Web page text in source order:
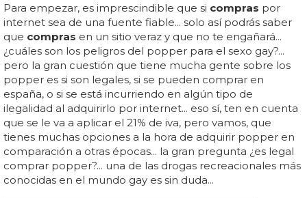
Para empezar, es imprescindible que si compras por
internet sea de una fuente fiable... solo así podrás saber
que compras en un sitio veraz y que no te engañará...
¿cuáles son los peligros del popper para el sexo gay?...
pero la gran cuestión que tiene mucha gente sobre los
popper es si son legales, si se pueden comprar en
españa, o si se está incurriendo en algún tipo de
ilegalidad al adquirirlo por internet... eso sí, ten en cuenta
que se le va a aplicar el 21% de iva, pero vamos, que
tienes muchas opciones a la hora de adquirir popper en
comparación a otras épocas... la gran pregunta ¿es legal
comprar popper?... una de las drogas recreacionales más
conocidas en el mundo gay es sin duda...